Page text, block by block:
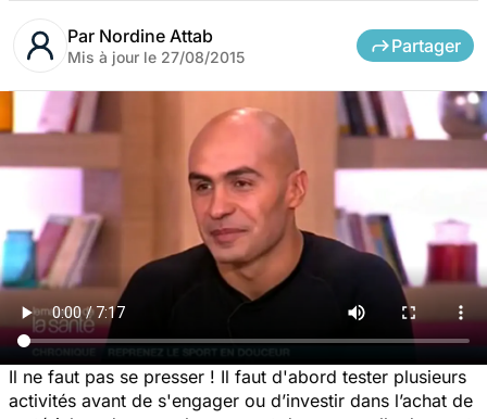
Par Nordine Attab
Mis à jour le 27/08/2015
Partager
Il ne faut pas se presser ! Il faut d'abord tester plusieurs
activités avant de s'engager ou d’investir dans l’achat de